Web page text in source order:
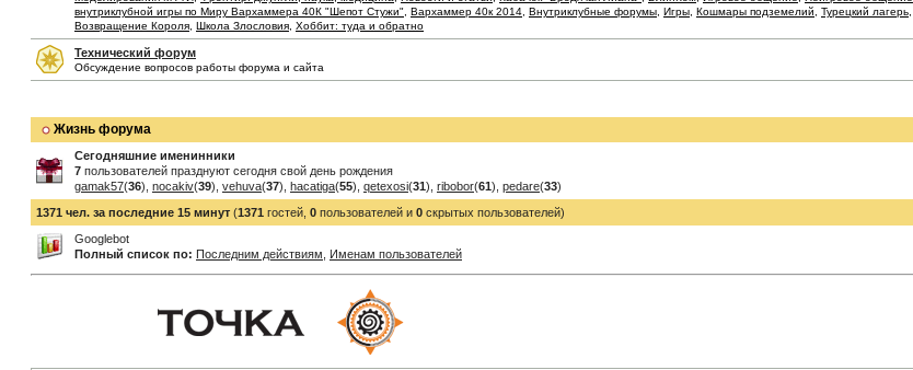
внутриклубной игры по Миру Вархаммера 40К "Шепот Стужи" Вархаммер 40к 2014 Внутриклубные форумы Игры Кошмары подземелий Турецкий лагерь
Возвращение Короля Школа Злословия Хоббит: туда и обратно
Технический форум
Обсуждение вопросов работы форума и сайта
Жизнь форума
Сегодняшние именинники
7 пользователей празднуют сегодня свой день рождения
gamak57(36), nocakiv(39), vehuva(37), hacatiga(55), qetexosi(31), ribobor(61), pedare(33)
1371 чел. за последние 15 минут (1371 гостей, 0 пользователей и 0 скрытых пользователей)
Googlebot
Полный список по: Последним действиям Именам пользователей